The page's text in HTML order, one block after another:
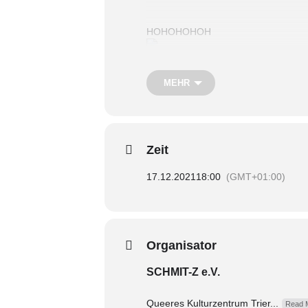
HOHOHOHOH
17.12, 18 Uhr gehts los!
MEHR
Zeit
17.12.2021 18:00 (GMT+01:00)
Organisator
SCHMIT-Z e.V.
Queeres Kulturzentrum Trier... Read